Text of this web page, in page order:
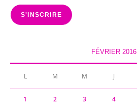
mail
S'INSCRIRE
FÉVRIER 2016
L M M J
1 2 3 4